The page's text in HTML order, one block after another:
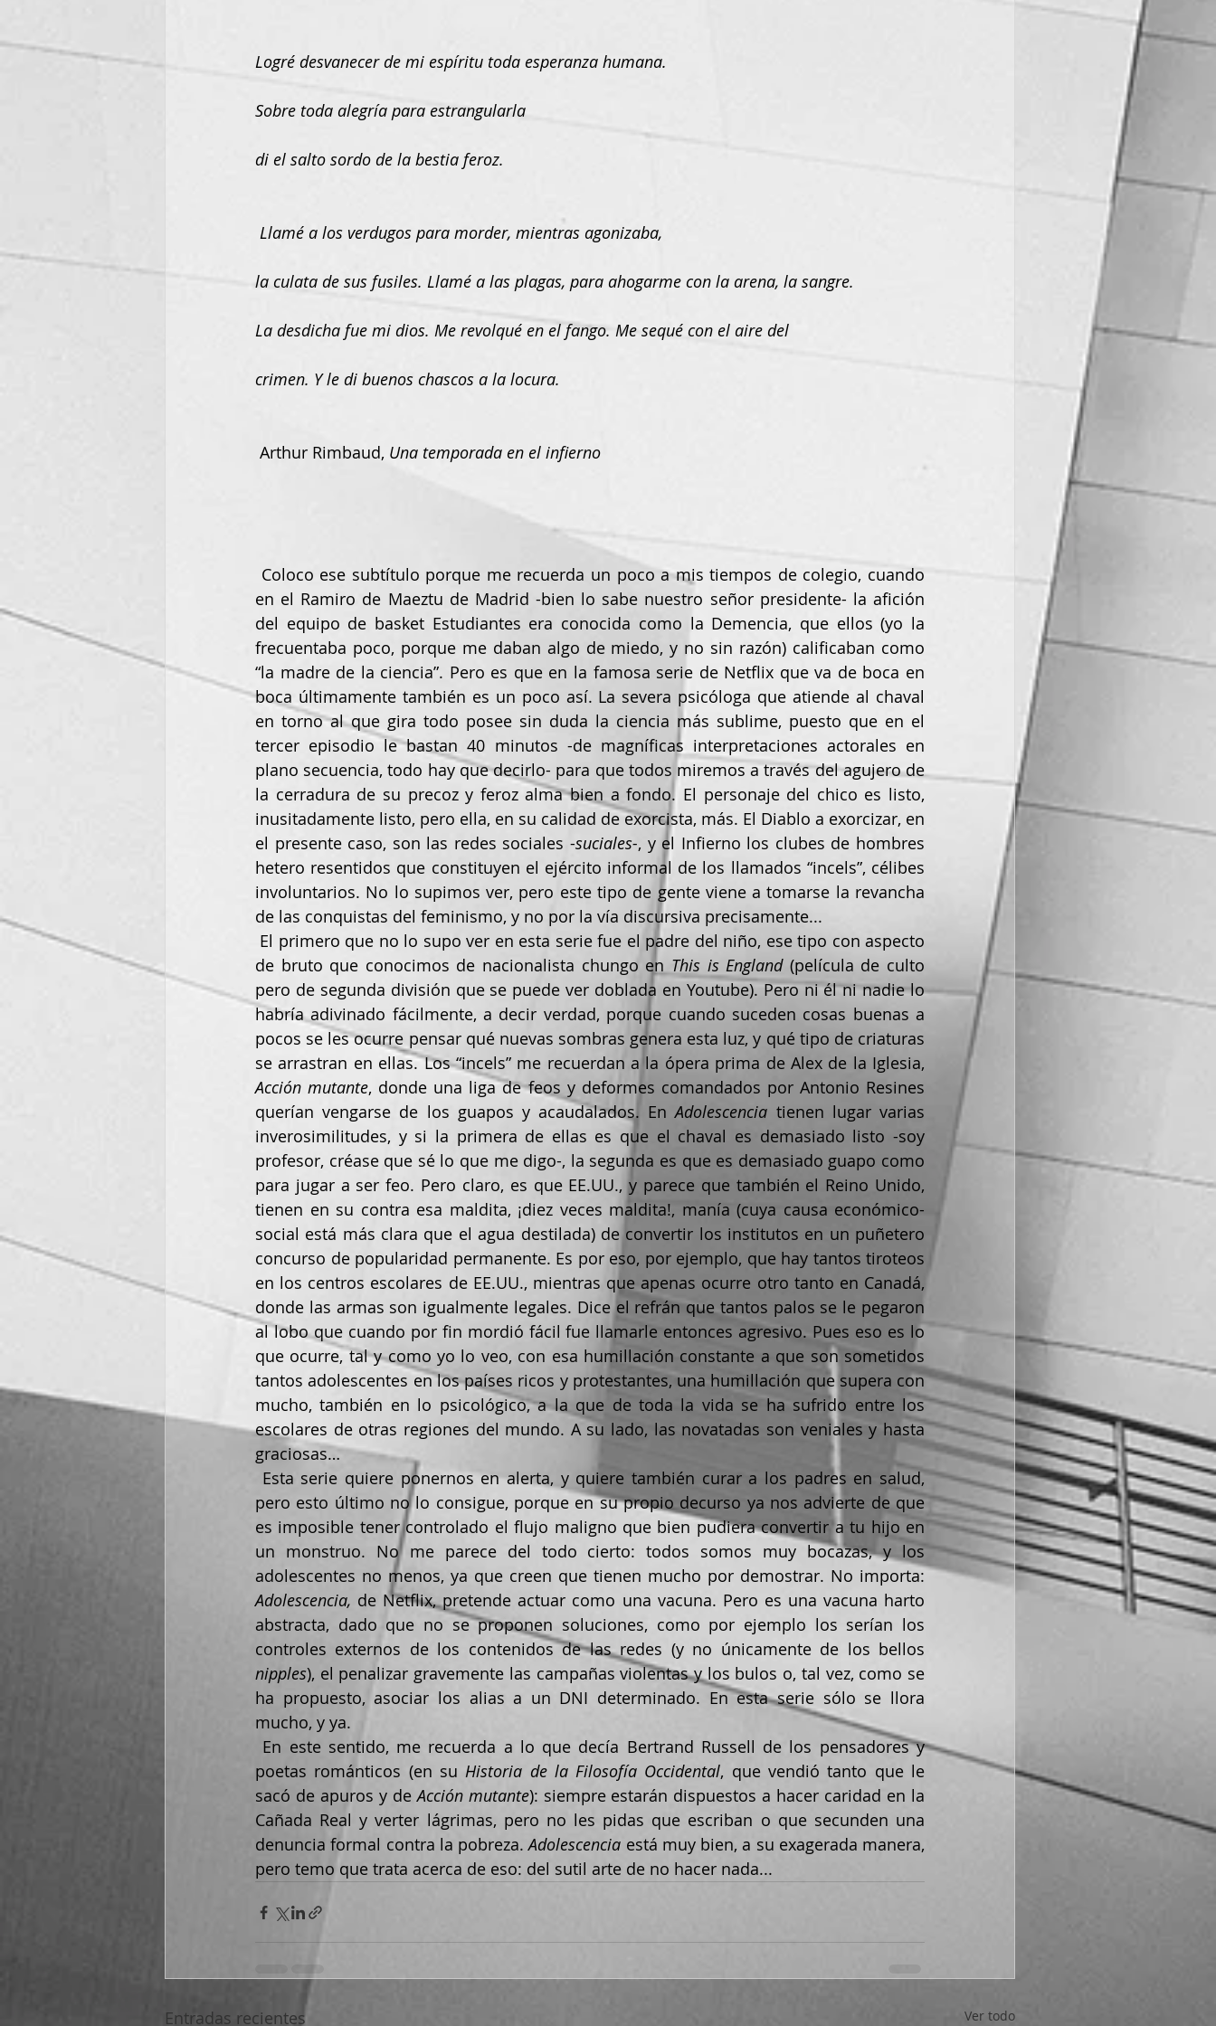
Logré desvanecer de mi espíritu toda esperanza humana.
Sobre toda alegría para estrangularla
di el salto sordo de la bestia feroz.
Llamé a los verdugos para morder, mientras agonizaba,
la culata de sus fusiles. Llamé a las plagas, para ahogarme con la arena, la sangre.
La desdicha fue mi dios. Me revolqué en el fango. Me sequé con el aire del
crimen. Y le di buenos chascos a la locura.
Arthur Rimbaud, Una temporada en el infierno
en el Ramiro de Maeztu de Madrid -bien lo sabe nuestro señor presidente- la afición
del equipo de basket Estudiantes era conocida como la Demencia, que ellos (yo la
frecuentaba poco, porque me daban algo de miedo, y no sin razón) calificaban como
“la madre de la ciencia”. Pero es que en la famosa serie de Netflix que va de boca en
boca últimamente también es un poco así. La severa psicóloga que atiende al chaval
en torno al que gira todo posee sin duda la ciencia más sublime, puesto que en el
tercer episodio le bastan 40 minutos -de magníficas interpretaciones actorales en
plano secuencia, todo hay que decirlo- para que todos miremos a través del agujero de
la cerradura de su precoz y feroz alma bien a fondo. El personaje del chico es listo,
inusitadamente listo, pero ella, en su calidad de exorcista, más. El Diablo a exorcizar, en
el presente caso, son las redes sociales -suciales-, y el Infierno los clubes de hombres
hetero resentidos que constituyen el ejército informal de los llamados “incels”, célibes
involuntarios. No lo supimos ver, pero este tipo de gente viene a tomarse la revancha
de las conquistas del feminismo, y no por la vía discursiva precisamente...
de bruto que conocimos de nacionalista chungo en This is England (película de culto
pero de segunda división que se puede ver doblada en Youtube). Pero ni él ni nadie lo
habría adivinado fácilmente, a decir verdad, porque cuando suceden cosas buenas a
pocos se les ocurre pensar qué nuevas sombras genera esta luz, y qué tipo de criaturas
Acción mutante, donde una liga de feos y deformes comandados por Antonio Resines
querían vengarse de los guapos y acaudalados. En Adolescencia tienen lugar varias
inverosimilitudes, y si la primera de ellas es que el chaval es demasiado listo -soy
profesor, créase que sé lo que me digo-, la segunda es que es demasiado guapo como
para jugar a ser feo. Pero claro, es que EE.UU., y parece que también el Reino Unido,
tienen en su contra esa maldita, ¡diez veces maldita!, manía (cuya causa económico-
social está más clara que el agua destilada) de convertir los institutos en un puñetero
concurso de popularidad permanente. Es por eso, por ejemplo, que hay tantos tiroteos
en los centros escolares de EE.UU., mientras que apenas ocurre otro tanto en Canadá,
donde las armas son igualmente legales. Dice el refrán que tantos palos se le pegaron
al lobo que cuando por fin mordió fácil fue llamarle entonces agresivo. Pues eso es lo
que ocurre, tal y como yo lo veo, con esa humillación constante a que son sometidos
tantos adolescentes en los países ricos y protestantes, una humillación que supera con
mucho, también en lo psicológico, a la que de toda la vida se ha sufrido entre los
escolares de otras regiones del mundo. A su lado, las novatadas son veniales y hasta
graciosas…
pero esto último no lo consigue, porque en su propio decurso ya nos advierte de que
es imposible tener controlado el flujo maligno que bien pudiera convertir a tu hijo en
un monstruo. No me parece del todo cierto: todos somos muy bocazas, y los
adolescentes no menos, ya que creen que tienen mucho por demostrar. No importa:
Adolescencia, de Netflix, pretende actuar como una vacuna. Pero es una vacuna harto
abstracta, dado que no se proponen soluciones, como por ejemplo los serían los
nipples), el penalizar gravemente las campañas violentas y los bulos o, tal vez, como se
ha propuesto, asociar los alias a un DNI determinado. En esta serie sólo se llora
mucho, y ya.
poetas románticos (en su Historia de la Filosofía Occidental, que vendió tanto que le
sacó de apuros y de Acción mutante): siempre estarán dispuestos a hacer caridad en la
Cañada Real y verter lágrimas, pero no les pidas que escriban o que secunden una
denuncia formal contra la pobreza. Adolescencia está muy bien, a su exagerada manera,
pero temo que trata acerca de eso: del sutil arte de no hacer nada...
Entradas recientes Ver todo